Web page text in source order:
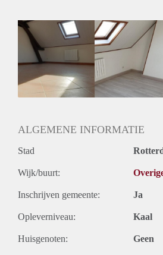
Huurtoeslag
Mogelijk
Inkomen eis
2,9 X De bruto huur
Huurtermijn
Onbepaalde termijn
ALGEMENE INFORMATIE
Stad
Wijk/buurt:
Inschrijven gemeente: Ja
Opleverniveau: Kaal
Huisgenoten: Geen